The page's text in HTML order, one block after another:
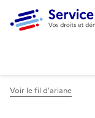
Voir le fil d'ariane